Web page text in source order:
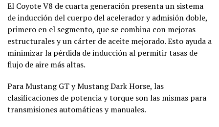
El Coyote V8 de cuarta generación presenta un sistema
de inducción del cuerpo del acelerador y admisión doble,
primero en el segmento, que se combina con mejoras
estructurales y un cárter de aceite mejorado. Esto ayuda a
minimizar la pérdida de inducción al permitir tasas de
flujo de aire más altas.
Para Mustang GT y Mustang Dark Horse, las
clasificaciones de potencia y torque son las mismas para
transmisiones automáticas y manuales.